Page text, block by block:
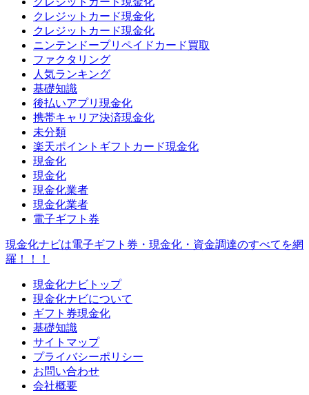
クレジットカード現金化
クレジットカード現金化
ニンテンドープリペイドカード買取
ファクタリング
人気ランキング
基礎知識
後払いアプリ現金化
携帯キャリア決済現金化
未分類
楽天ポイントギフトカード現金化
現金化
現金化
現金化業者
現金化業者
電子ギフト券
現金化ナビは電子ギフト券・現金化・資金調達のすべてを網
羅！！！
現金化ナビトップ
現金化ナビについて
ギフト券現金化
基礎知識
サイトマップ
プライバシーポリシー
お問い合わせ
会社概要